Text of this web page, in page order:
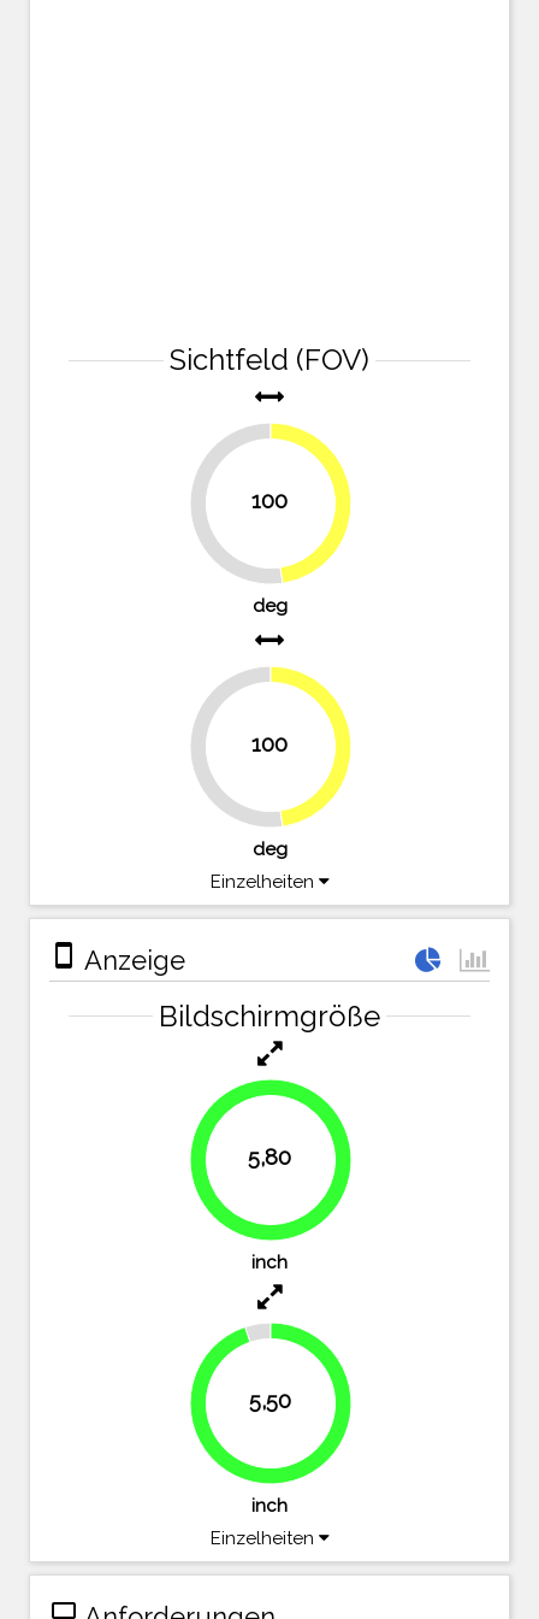
Sichtfeld (FOV)
100 47.6%
deg
100 47.6%
deg
Einzelheiten
stay_primary_portrait Anzeige
Bildschirmgröße
5,80
100%
inch
5,50
94.8%
inch
Einzelheiten
computer